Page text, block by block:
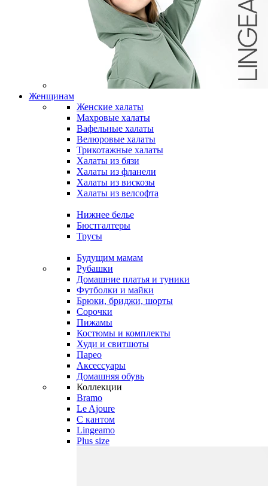
Женщинам
Женские халаты
Махровые халаты
Вафельные халаты
Велюровые халаты
Трикотажные халаты
Халаты из бязи
Халаты из фланели
Халаты из вискозы
Халаты из велсофта
Нижнее белье
Бюстгалтеры
Трусы
Будущим мамам
Рубашки
Домашние платья и туники
Футболки и майки
Брюки, бриджи, шорты
Сорочки
Пижамы
Костюмы и комплекты
Худи и свитшоты
Парео
Аксессуары
Домашняя обувь
Коллекции
Bramo
Le Ajoure
С кантом
Lingeamo
Plus size